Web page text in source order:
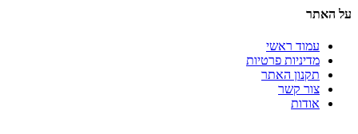
על האתר
עמוד ראשי
מדיניות פרטיות
תקנון האתר
צור קשר
אודות